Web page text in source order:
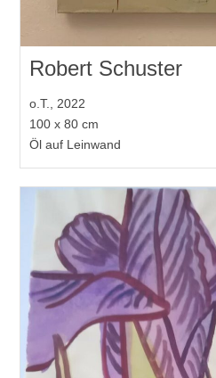
Robert Schuster
o.T., 2022
100 x 80 cm
Öl auf Leinwand